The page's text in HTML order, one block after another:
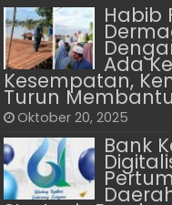
Habib
Ada
Kesempatan,
Turun Membantu
Oktober 20, 2025
Bank